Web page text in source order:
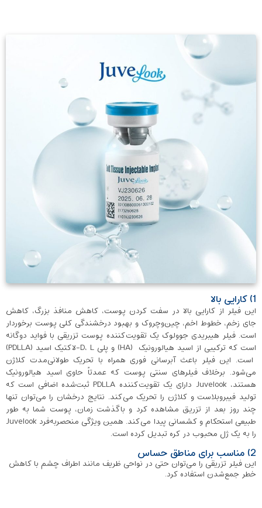
1) کارایی بالا
این فیلر از کارایی بالا در سفت کردن پوست، کاهش منافذ بزرگ، کاهش
جای زخم، خطوط اخم، چین‌وچروک و بهبود درخشندگی کلی پوست برخوردار
است. فیلر هیبریدی جوولوک یک تقویت‌کننده پوست تزریقی با فواید دوگانه
است که ترکیبی از اسید هیالورونیک (HA) و پلی D، L-لاکتیک اسید (PDLLA)
است. این فیلر باعث آبرسانی فوری همراه با تحریک طولانی‌مدت کلاژن
می‌شود. برخلاف فیلرهای سنتی پوست که عمدتاً حاوی اسید هیالورونیک
هستند، Juvelook دارای یک تقویت‌کننده PDLLA ثبت‌شده اضافی است که
تولید فیبروبلاست و کلاژن را تحریک می‌کند. نتایج درخشان را می‌توان تنها
چند روز بعد از تزریق مشاهده کرد و باگذشت زمان، پوست شما به طور
طبیعی استحکام و کشسانی پیدا می‌کند. همین ویژگی منحصربه‌فرد Juvelook
را به یک ژل محبوب در کره تبدیل کرده است.
2) مناسب برای مناطق حساس
این فیلر تزریقی را می‌توان حتی در نواحی ظریف مانند اطراف چشم با کاهش
خطر جمع‌شدن استفاده کرد.